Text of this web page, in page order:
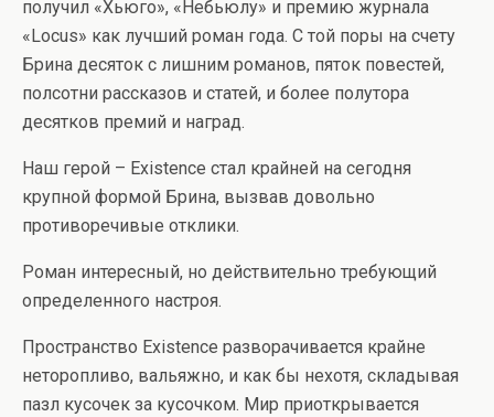
получил «Хьюго», «Небьюлу» и премию журнала
«Locus» как лучший роман года. С той поры на счету
Брина десяток с лишним романов, пяток повестей,
полсотни рассказов и статей, и более полутора
десятков премий и наград.
Наш герой – Existence стал крайней на сегодня
крупной формой Брина, вызвав довольно
противоречивые отклики.
Роман интересный, но действительно требующий
определенного настроя.
Пространство Existence разворачивается крайне
неторопливо, вальяжно, и как бы нехотя, складывая
пазл кусочек за кусочком. Мир приоткрывается